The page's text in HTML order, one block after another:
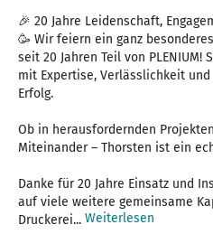
🎉 20 Jahre Leidenschaft,
🥳 Wir feiern ein ganz
seit 20 Jahren Teil von PLENIUM!
mit Expertise, Verlässlichkeit
Erfolg.
Ob in herausfordernden
Miteinander – Thorsten ist ein
Danke für 20 Jahre Einsatz und
auf viele weitere gemeinsame
Druckerei... Weiterlesen